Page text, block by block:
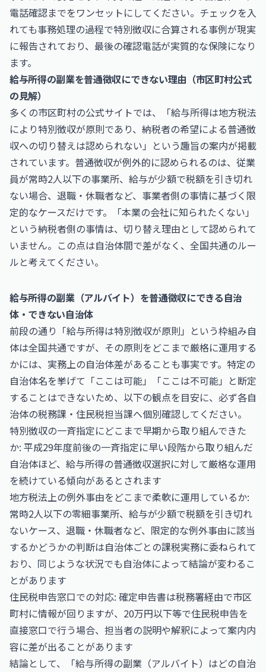
電話確認までをワンセットにしてください。チェックを入
れても事務処理の過程で特別徴収に合算される事例が現実
に報告されており、最後の確認電話が実質的な保険になり
ます。
給与所得の副業を普通徴収にできない理由（市区町村公式
の見解）
多くの市区町村の公式サイトでは、「給与所得は地方税法
により特別徴収が原則であり、納税者の希望による普通徴
収への切り替えは認められない」という趣旨の案内が掲載
されています。普通徴収が例外的に認められるのは、従業
員が常時2人以下の事業所、給与が少額で税額を引き切れ
ない場合、退職・休職者など、事業者側の事情に基づく限
定的なケースだけです。「本業の会社に知られたくない」
という納税者側の事情は、切り替え理由として認められて
いません。この点は自治体間で差がなく、全国共通のルー
ルと考えてください。
給与所得の副業（アルバイト）を普通徴収にできる自治
体・できない自治体
前段の通り「給与所得は特別徴収が原則」という枠組み自
体は全国共通ですが、その原則をどこまで厳格に運用する
かには、実務上の自治体差があることも事実です。特定の
自治体名を挙げて「ここは可能」「ここは不可能」と断定
することはできないため、以下の観点を目安に、必ず各自
治体の税務課・住民税担当課へ個別確認してください。
特別徴収の一斉指定にどこまで早期から取り組んできた
か: 平成29年度前後の一斉指定に早い段階から取り組んだ
自治体ほど、給与所得の普通徴収選択に対して厳格な運用
を続けている傾向があるとされます
地方税法上の例外事由をどこまで柔軟に運用しているか:
常時2人以下の零細事業所、給与が少額で税額を引き切れ
ないケース、退職・休職者など、限定的な例外事由に該当
するかどうかの判断は自治体ごとの課税実務に委ねられて
おり、同じような状況でも自治体によって結論が変わるこ
とがあります
住民税申告窓口での対応: 確定申告書は税務署経由で市区
町村に情報が回りますが、20万円以下等で住民税申告を
直接窓口で行う場合、担当者の説明や解釈によって案内内
容に差が出ることがあります
結論として、「給与所得の副業（アルバイト）はどの自治